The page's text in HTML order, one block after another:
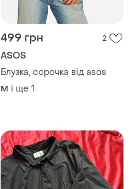
499 грн 2
ASOS
Блузка, сорочка від asos
M і ще 1